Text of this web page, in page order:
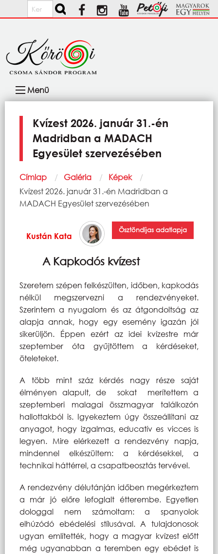
Ugrás a tartalomra
Keresés
navigáció
Menü
Kvízest 2026. január 31.-én
Madridban a MADACH
Egyesület szervezésében
Morzsa
Címlap Galéria
Képek
Current:
Kvízest 2026. január 31.-én Madridban a
MADACH Egyesület szervezésében
Kustán Kata
Ösztöndíjas adatlapja
A Kapkodós kvízest
Szeretem szépen felkészülten, időben, kapkodás
nélkül megszervezni a rendezvényeket.
Szerintem a nyugalom és az átgondoltság az
alapja annak, hogy egy esemény igazán jól
sikerüljön. Éppen ezért az idei kvízestre már
szeptember óta gyűjtöttem a kérdéseket,
öteleteket.
A több mint száz kérdés nagy része saját
élményen alapult, de sokat merítettem a
szeptemberi malagai összmagyar találkozón
hallottakból is. Igyekeztem úgy összeállítani az
anyagot, hogy izgalmas, educatív es vicces is
legyen. Mire elérkezett a rendezvény napja,
mindennel elkészültem: a kérdésekkel, a
technikai háttérrel, a csapatbeosztás tervével.
A rendezvény délutánján időben megérkeztem
a már jó előre lefoglalt étterembe. Egyetlen
dologgal nem számoltam: a spanyolok
elhúzódó ebédelési stílusával. A tulajdonosok
ugyan említették, hogy a magyar kvízest előtt
még ugyanabban a teremben egy ebédet is